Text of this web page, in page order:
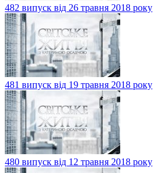
482 випуск від 26 травня 2018 року
481 випуск від 19 травня 2018 року
480 випуск від 12 травня 2018 року